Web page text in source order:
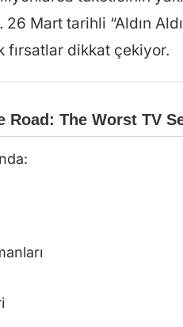
Mart tarihli “Aldın
fırsatlar dikkat çekiyor.